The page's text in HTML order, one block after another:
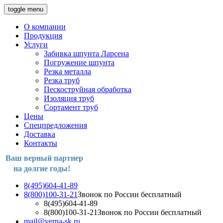
toggle menu
О компании
Продукция
Услуги
Забивка шпунта Ларсена
Погружение шпунта
Резка металла
Резка труб
Пескоструйная обработка
Изоляция труб
Сортамент труб
Цены
Спецпредложения
Доставка
Контакты
Ваш верный партнер
на долгие годы!
8(495)604-41-89
8(800)100-31-21Звонок по России бесплатный
8(495)604-41-89
8(800)100-31-21Звонок по России бесплатный
mail@verna-sk.ru